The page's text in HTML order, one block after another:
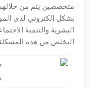
متخصصين يتم من خلالهم
بشكل إلكتروني لدى
البشرية والتنمية
التخلص من هذه المشكلة